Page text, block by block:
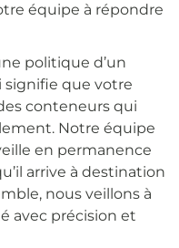
équipe à répondre
politique d’un
signifie que votre
conteneurs qui
Notre équipe
en permanence
arrive à destination
nous veillons à
avec précision et